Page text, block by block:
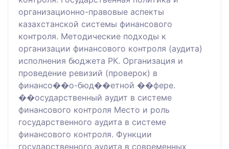
организационно-правовые аспекты
казахстанской системы финансового
контроля. Методические подходы к
организации финансового контроля (аудита)
исполнения бюджета РК. Организация и
проведение ревизий (проверок) в
финансо��о-бюд��етной ��фере.
��осударственный аудит в системе
финансового контроля Место и роль
государственного аудита в системе
финансового контроля. Функции
государственного аудита в современных